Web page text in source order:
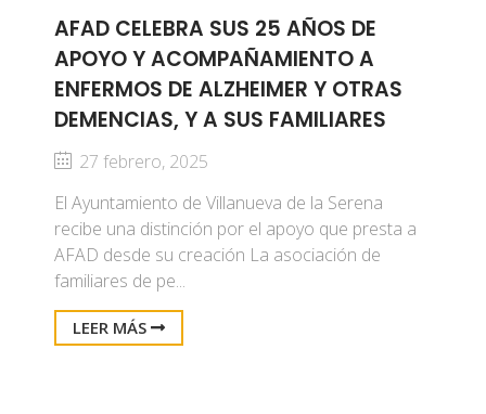
AFAD CELEBRA SUS 25 AÑOS DE
APOYO Y ACOMPAÑAMIENTO A
ENFERMOS DE ALZHEIMER Y OTRAS
DEMENCIAS, Y A SUS FAMILIARES
27 febrero, 2025
El Ayuntamiento de Villanueva de la Serena
recibe una distinción por el apoyo que presta a
AFAD desde su creación La asociación de
familiares de pe...
LEER MÁS